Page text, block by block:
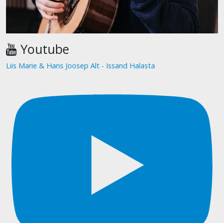
Youtube
Liis Marie & Hans Joosep Alt - Issand Halasta